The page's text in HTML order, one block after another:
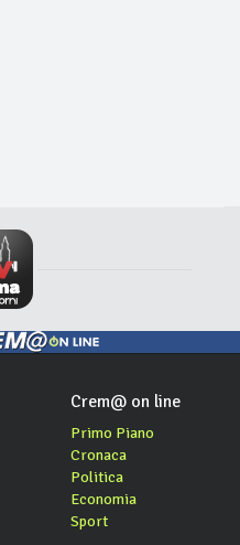
Crem@ on line
Primo Piano
Cronaca
Politica
Economia
Sport